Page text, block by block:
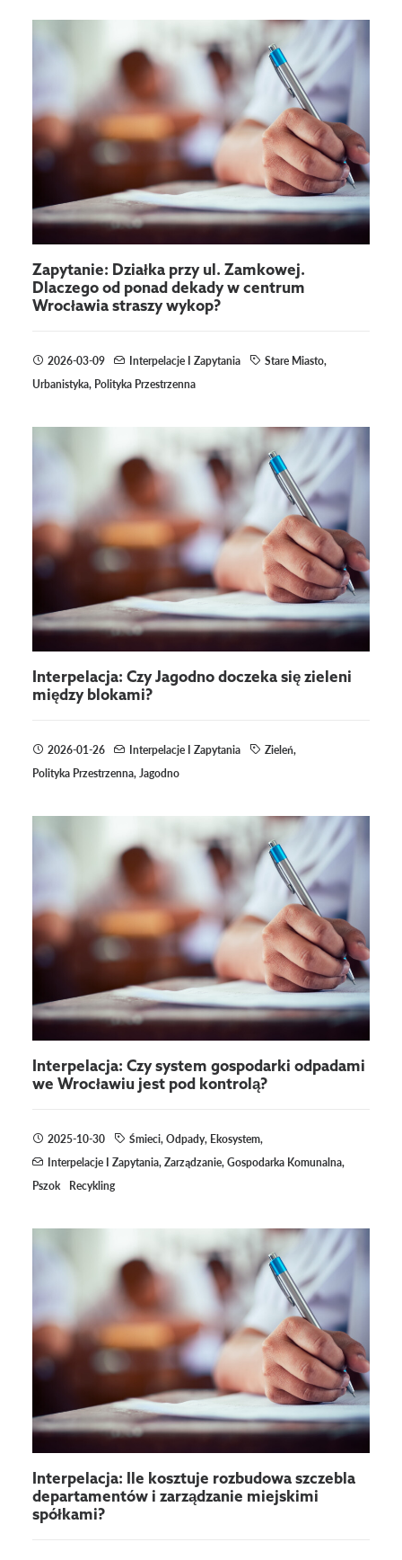
Zapytanie: Działka przy ul. Zamkowej.
Dlaczego od ponad dekady w centrum
Wrocławia straszy wykop?
2026-03-09 Interpelacje I Zapytania Stare Miasto,
Urbanistyka, Polityka Przestrzenna
Interpelacja: Czy Jagodno doczeka się zieleni
między blokami?
2026-01-26 Interpelacje I Zapytania Zieleń,
Polityka Przestrzenna, Jagodno
Interpelacja: Czy system gospodarki odpadami
we Wrocławiu jest pod kontrolą?
2025-10-30 Śmieci,Odpady, Ekosystem,
Interpelacje I Zapytania,Zarządzanie,Gospodarka Komunalna,
Pszok
Recykling
Interpelacja: Ile kosztuje rozbudowa szczebla
departamentów i zarządzanie miejskimi
spółkami?